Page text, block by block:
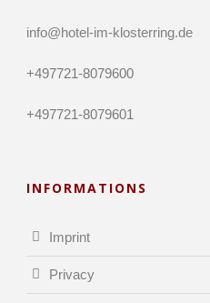
info@hotel-im-klosterring.de
+497721-8079600
+497721-8079601
INFORMATIONS
Imprint
Privacy